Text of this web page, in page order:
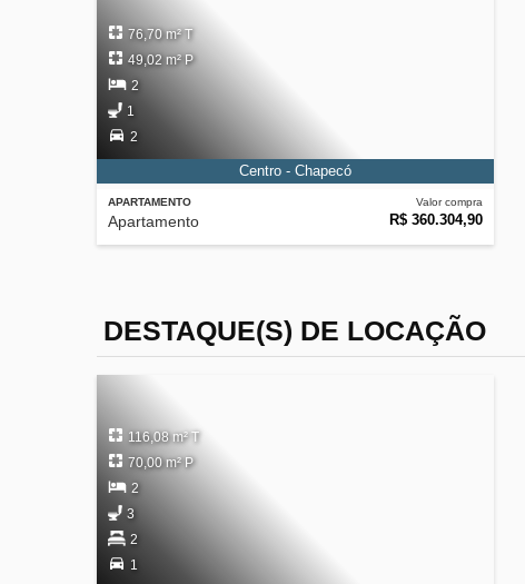
APARTAMENTO
Apartamento
Valor compra
R$ 360.304,90
76,70 m² T
49,02 m² P
2
1
2
Centro - Chapecó
DESTAQUE(S) DE LOCAÇÃO
116,08 m² T
70,00 m² P
2
3
2
1